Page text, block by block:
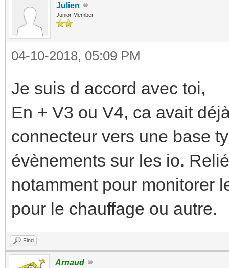
Julien
Junior Member
04-10-2018, 05:09 PM
Je suis d accord avec toi,
En + V3 ou V4, ca avait
connecteur vers une base
évènements sur les io.
notamment pour monitorer
pour le chauffage ou autre.
Find
Arnaud